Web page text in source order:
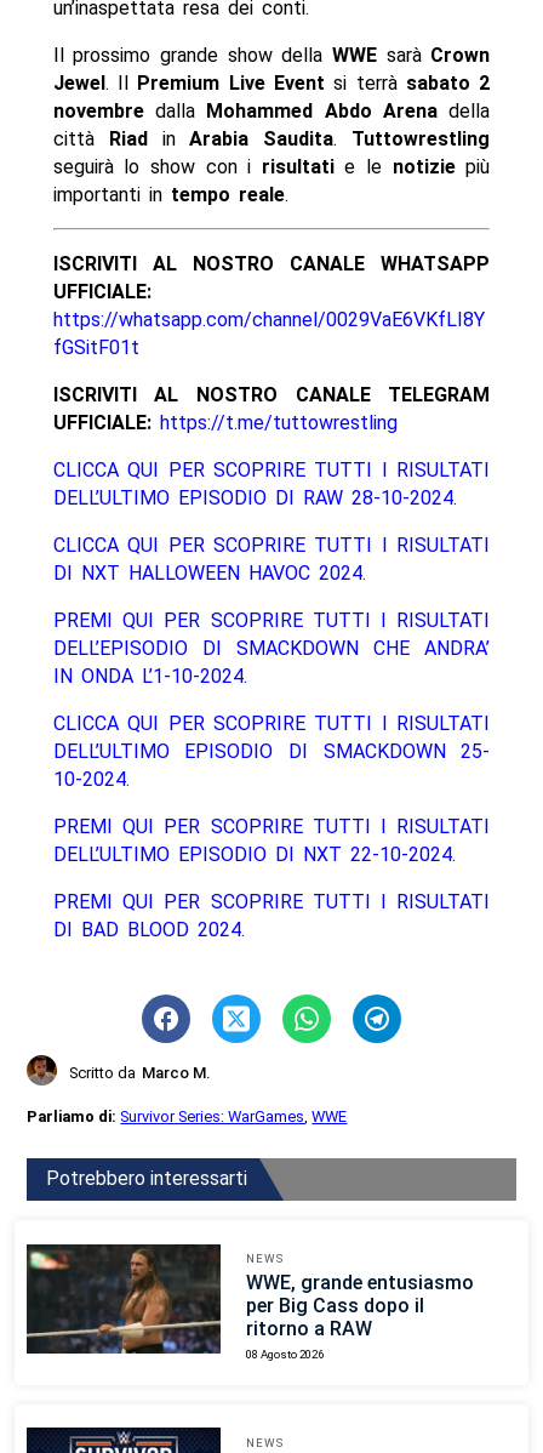
un’inaspettata resa dei conti.
Il prossimo grande show della WWEsarà Crown
Jewel . Il Premium Live Event si terrà sabato 2
novembredalla Mohammed Abdo Arenadella
città
Riad inArabia Saudita. Tuttowrestling
seguirà lo show con i risultatie le notiziepiù
importanti intempo reale.
ISCRIVITI AL NOSTRO CANALE WHATSAPP
UFFICIALE:
https://whatsapp.com/channel/0029VaE6VKfLI8Y
fGSitF01t
ISCRIVITI AL NOSTRO CANALE TELEGRAM
UFFICIALE: https://t.me/tuttowrestling
CLICCA QUI PER SCOPRIRE TUTTI I RISULTATI
DELL’ULTIMO EPISODIO DI RAW 28-10-2024.
CLICCA QUI PER SCOPRIRE TUTTI I RISULTATI
DI NXT HALLOWEEN HAVOC 2024.
PREMI QUI PER SCOPRIRE TUTTI I RISULTATI
DELL’EPISODIO DI SMACKDOWN CHE ANDRA’
IN ONDA L’1-10-2024.
CLICCA QUI PER SCOPRIRE TUTTI I RISULTATI
DELL’ULTIMO EPISODIO DI SMACKDOWN 25-
10-2024.
PREMI QUI PER SCOPRIRE TUTTI I RISULTATI
DELL’ULTIMO EPISODIO DI NXT 22-10-2024.
PREMI QUI PER SCOPRIRE TUTTI I RISULTATI
DI BAD BLOOD 2024.
Scritto da Marco M.
Parliamo di:Survivor Series: WarGames,WWE
Potrebbero interessarti
NEWS
WWE, grande entusiasmo
per Big Cass dopo il
ritorno a RAW
08 Agosto 2026
NEWS